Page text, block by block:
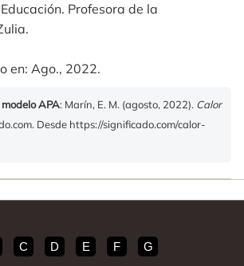
Profesora de la
en: Ago., 2022.
APA: Marín, E. M. (agosto, 2022). Calor
Desde https://significado.com/calor-
C D E F G